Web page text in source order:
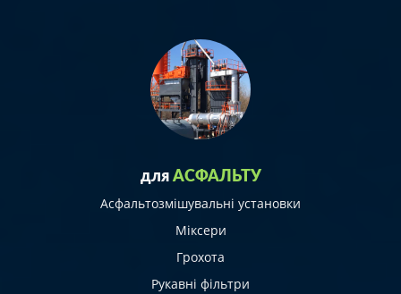
для АСФАЛЬТУ
Aсфальтозмішувальні установки
Міксери
Грохота
Рукавні фільтри